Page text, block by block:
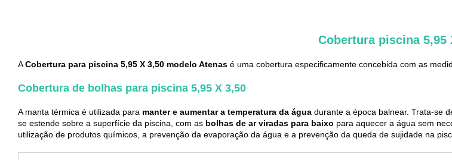
Cobertura piscina 5,95
ACobertura para piscina 5,95 X 3,50 modelo Atenas é uma cobertura especificamente concebida com as
Cobertura de bolhas para piscina 5,95 X 3,50
A manta térmica é utilizada para manter e aumentar a temperatura da água durante a época balnear. Trata-se
se estende sobre a superfície da piscina, com as bolhas de ar viradas para baixo para aquecer a água sem
utilização de produtos químicos, a prevenção da evaporação da água e a prevenção da queda de sujidade na